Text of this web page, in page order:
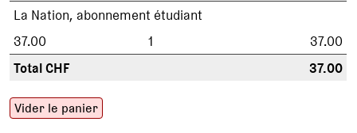
La Nation, abonnement étudiant
37.00
1
37.00
Total CHF
37.00
Vider le panier